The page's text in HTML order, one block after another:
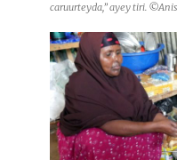
caruurteyda,” ayey tiri.